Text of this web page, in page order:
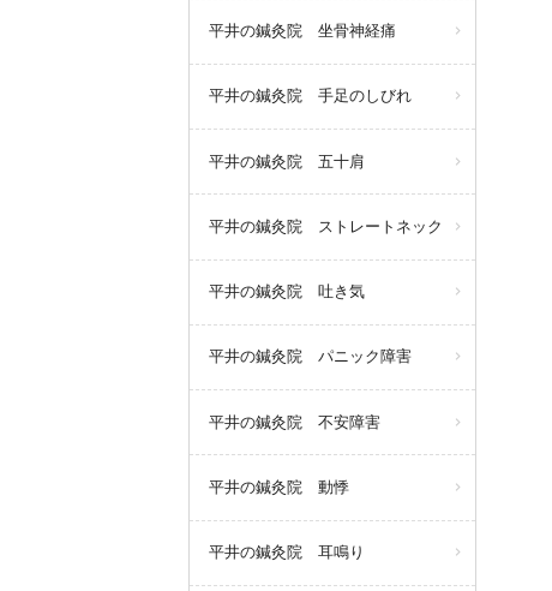
平井の鍼灸院 坐骨神経痛
平井の鍼灸院 手足のしびれ
平井の鍼灸院 五十肩
平井の鍼灸院 ストレートネック
平井の鍼灸院 吐き気
平井の鍼灸院 パニック障害
平井の鍼灸院 不安障害
平井の鍼灸院 動悸
平井の鍼灸院 耳鳴り